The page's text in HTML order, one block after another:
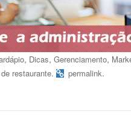
, Dicas, Gerenciamento,
restaurante. permalink.